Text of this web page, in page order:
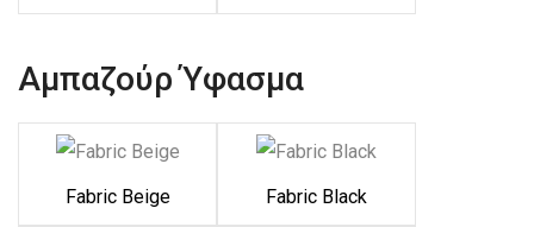
Αμπαζούρ Ύφασμα
Fabric Beige Fabric Black